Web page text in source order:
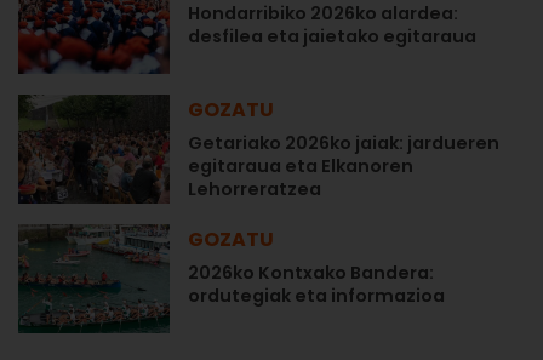
Hondarribiko 2026ko alardea:
desfilea eta jaietako egitaraua
GOZATU
Getariako 2026ko jaiak: jardueren
egitaraua eta Elkanoren
Lehorreratzea
GOZATU
2026ko Kontxako Bandera:
ordutegiak eta informazioa